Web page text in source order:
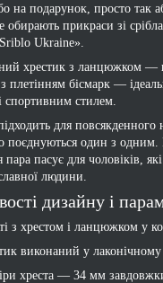
на подарунок, просто так
обирають прикраси зі
Ukraine».
хрестик з ланцюжком —
плетінням бісмарк —
спортивним стилем.
для повсякденного
поєднуються один з одним.
пасує для чоловіків,
людини.
дизайну і
з хрестом і ланцюжком у
виконаний у лаконічному
хреста — 34 мм